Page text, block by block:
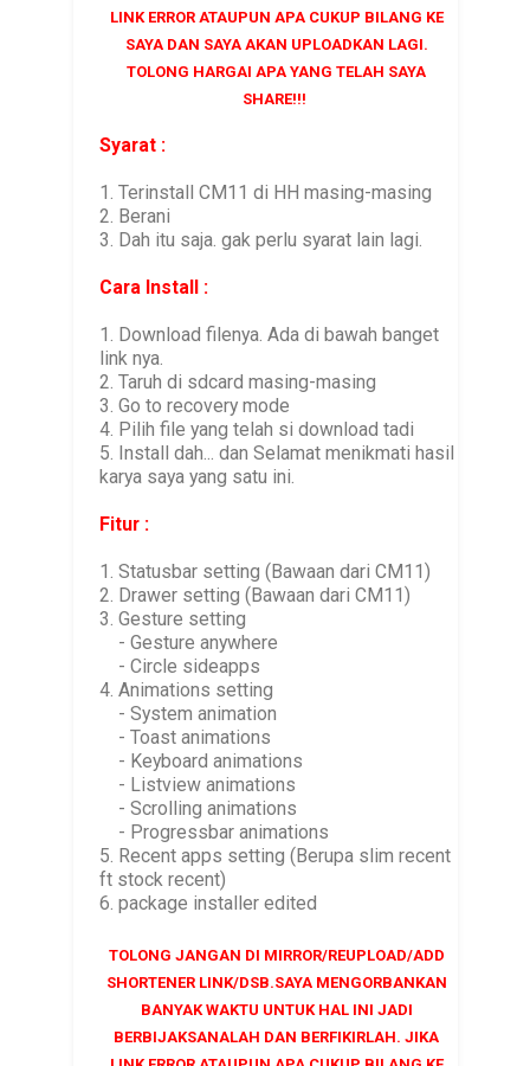
LINK ERROR ATAUPUN APA CUKUP BILANG KE
SAYA DAN SAYA AKAN UPLOADKAN LAGI.
TOLONG HARGAI APA YANG TELAH SAYA
SHARE!!!
Syarat :
1. Terinstall CM11 di HH masing-masing
2. Berani
3. Dah itu saja. gak perlu syarat lain lagi.
Cara Install :
1. Download filenya. Ada di bawah banget
link nya.
2. Taruh di sdcard masing-masing
3. Go to recovery mode
4. Pilih file yang telah si download tadi
5. Install dah... dan Selamat menikmati hasil
karya saya yang satu ini.
Fitur :
1. Statusbar setting (Bawaan dari CM11)
2. Drawer setting (Bawaan dari CM11)
3. Gesture setting
- Gesture anywhere
- Circle sideapps
4. Animations setting
- System animation
- Toast animations
- Keyboard animations
- Listview animations
- Scrolling animations
- Progressbar animations
5. Recent apps setting (Berupa slim recent
ft stock recent)
6. package installer edited
TOLONG JANGAN DI MIRROR/REUPLOAD/ADD
SHORTENER LINK/DSB.SAYA MENGORBANKAN
BANYAK WAKTU UNTUK HAL INI JADI
BERBIJAKSANALAH DAN BERFIKIRLAH. JIKA